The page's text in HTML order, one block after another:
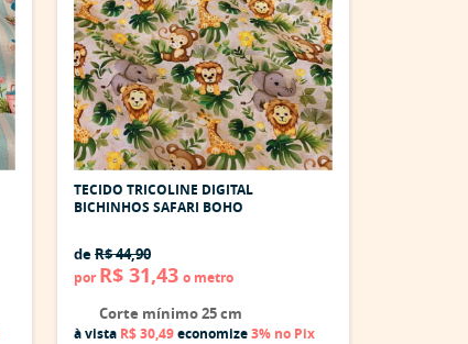
TECIDO TRICOLINE DIGITAL
BICHINHOS SAFARI BOHO
deR$ 44,90
por R$ 31,43 o metro
Corte mínimo 25 cm
à vista R$ 30,49economize3% no Pix